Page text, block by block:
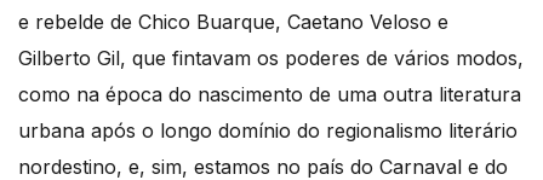
e rebelde de Chico Buarque, Caetano Veloso e
Gilberto Gil, que fintavam os poderes de vários modos,
como na época do nascimento de uma outra literatura
urbana após o longo domínio do regionalismo literário
nordestino, e, sim, estamos no país do Carnaval e do